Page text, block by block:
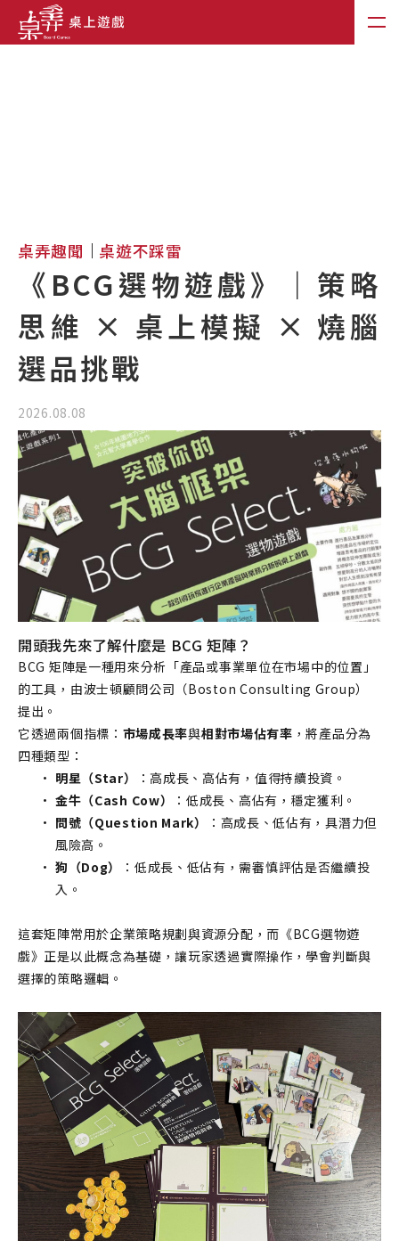
桌弄趣聞 桌遊不踩雷
《BCG選物遊戲》｜策略
思維 × 桌上模擬 × 燒腦
選品挑戰
2026.08.08
開頭我先來了解什麼是 BCG 矩陣？
BCG 矩陣是一種用來分析「產品或事業單位在市場中的位置」
的工具，由波士頓顧問公司（Boston Consulting Group）
提出。
它透過兩個指標： 市場成長率與相對市場佔有率 ，將產品分為
四種類型：
明星（Star）
：高成長、高佔有，值得持續投資。
金牛（Cash Cow）
：低成長、高佔有，穩定獲利。
問號（Question Mark）
：高成長、低佔有，具潛力但
風險高。
狗（Dog）
：低成長、低佔有，需審慎評估是否繼續投
入。
這套矩陣常用於企業策略規劃與資源分配，而《BCG選物遊
戲》正是以此概念為基礎，讓玩家透過實際操作，學會判斷與
選擇的策略邏輯。